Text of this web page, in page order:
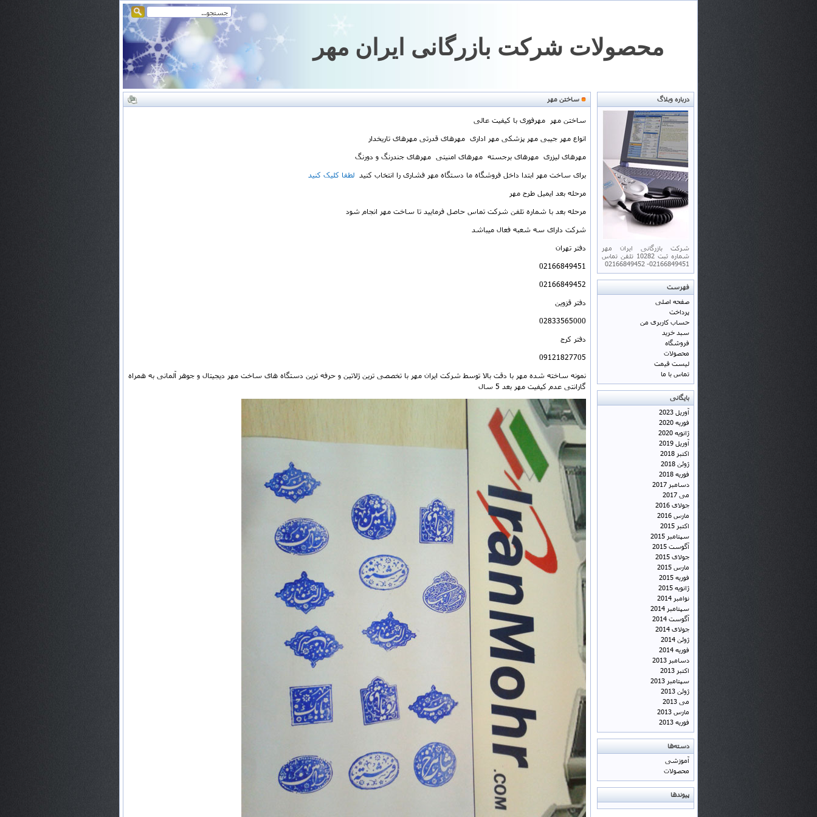
محصولات شرکت بازرگانی ایران مهر
درباره وبلاگ
شرکت بازرگانی ایران مهر
شماره ثبت 10282 تلفن تماس
02166849451- 02166849452
فهرست
صفحه اصلی
پرداخت
حساب کاربری من
سبد خرید
فروشگاه
محصولات
لیست قیمت
تماس با ما
بایگانی
آوریل 2023
فوریه 2020
ژانویه 2020
آوریل 2019
اکتبر 2018
ژوئن 2018
فوریه 2018
دسامبر 2017
می 2017
جولای 2016
مارس 2016
اکتبر 2015
سپتامبر 2015
آگوست 2015
جولای 2015
مارس 2015
فوریه 2015
ژانویه 2015
نوامبر 2014
سپتامبر 2014
آگوست 2014
جولای 2014
ژوئن 2014
فوریه 2014
دسامبر 2013
اکتبر 2013
سپتامبر 2013
ژوئن 2013
می 2013
مارس 2013
فوریه 2013
دسته‌ها
آموزشی
محصولات
پیوندها
ساختن مهر
ساختن مهر مهرفوری با کیفیت عالی
انواع مهر جیبی مهر پزشکی مهر اداری مهرهای قدرتی مهرهای تاریخدار
مهرهای لیزری مهرهای برجسته مهرهای امنیتی مهرهای جندرنگ و دورنگ
برای ساخت مهر ابتدا داخل فروشگاه ما دستگاه مهر فشاری را انتخاب کنید لطفا کلیک کنید
مرحله بعد ایمیل طرح مهر
مرحله بعد با شماره تلفن شرکت تماس حاصل فرمایید تا ساخت مهر انجام شود
شرکت دارای سه شعبه فعال میباشد
دفتر تهران
02166849451
02166849452
دفتر قزوین
02833565000
دفتر کرج
09121827705
نمونه ساخته شده مهر با دقت بالا توسط شرکت ایران مهر با تخصصی ترین ژلاتین و حرفه ترین دستگاه های ساخت مهر دیجیتال و جوهر آلمانی به همراه
گارانتی عدم کیفیت مهر بعد 5 سال